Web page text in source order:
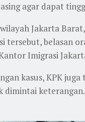
agar dapat
Jakarta
tersebut, belasan
Imigrasi
kasus, KPK
dimintai keterangan.